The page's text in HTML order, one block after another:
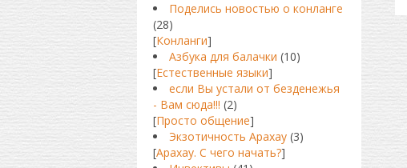
Поделись новостью о конланге
(28)
[Конланги]
Азбука для балачки (10)
[Естественные языки]
если Вы устали от безденежья
- Вам сюда!!! (2)
[Просто общение]
Экзотичность Арахау (3)
[Арахау. С чего начать?]